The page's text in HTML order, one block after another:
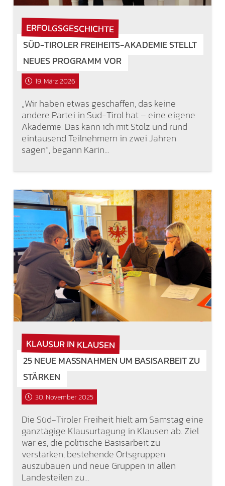
ERFOLGSGESCHICHTE
SÜD-TIROLER FREIHEITS-AKADEMIE STELLT
NEUES PROGRAMM VOR
19. März 2026
„Wir haben etwas geschaffen, das keine
andere Partei in Süd-Tirol hat – eine eigene
Akademie. Das kann ich mit Stolz und rund
eintausend Teilnehmern in zwei Jahren
sagen“, begann Karin…
KLAUSUR IN KLAUSEN
25 NEUE MASSNAHMEN UM BASISARBEIT ZU S
TÄRKEN
30. November 2025
Die Süd-Tiroler Freiheit hielt am Samstag eine
ganztägige Klausurtagung in Klausen ab. Ziel
war es, die politische Basisarbeit zu
verstärken, bestehende Ortsgruppen
auszubauen und neue Gruppen in allen
Landesteilen zu…